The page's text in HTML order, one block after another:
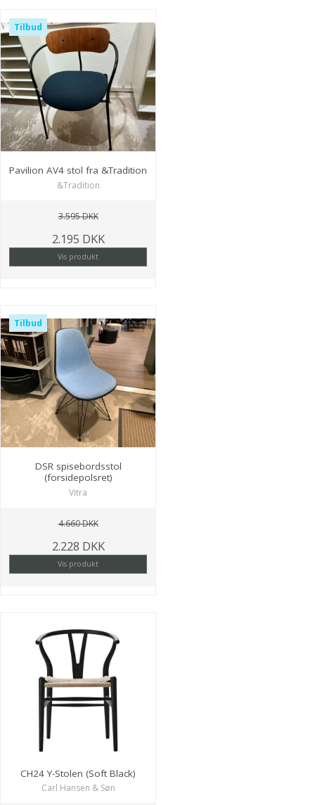
Tilbud
Pavilion AV4 stol fra &Tradition
&Tradition
3.595 DKK
2.195 DKK
Vis produkt
Tilbud
DSR spisebordsstol
(forsidepolsret)
Vitra
4.660 DKK
2.228 DKK
Vis produkt
CH24 Y-Stolen (Soft Black)
Carl Hansen & Søn